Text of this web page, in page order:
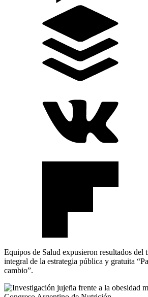
Equipos de Salud expusieron resultados del
integral de la estrategia pública y gratuita
cambio”.